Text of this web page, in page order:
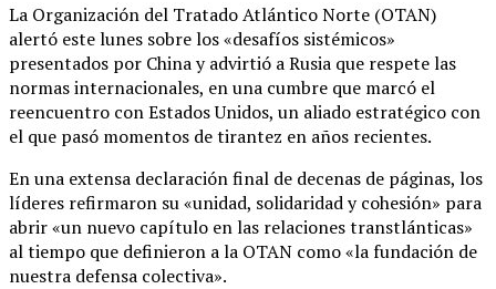
La Organización del Tratado Atlántico Norte (OTAN)
alertó este lunes sobre los «desafíos sistémicos»
presentados por China y advirtió a Rusia que respete las
normas internacionales, en una cumbre que marcó el
reencuentro con Estados Unidos, un aliado estratégico con
el que pasó momentos de tirantez en años recientes.
En una extensa declaración final de decenas de páginas, los
líderes refirmaron su «unidad, solidaridad y cohesión» para
abrir «un nuevo capítulo en las relaciones transtlánticas»
al tiempo que definieron a la OTAN como «la fundación de
nuestra defensa colectiva».